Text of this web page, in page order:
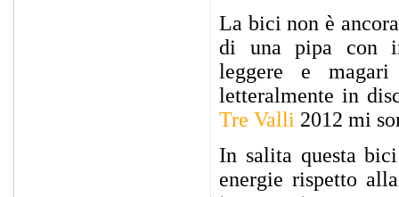
La bici non è
di una pipa con
leggere e
letteralmente in
Tre Valli 2012 mi
In salita questa
energie rispetto